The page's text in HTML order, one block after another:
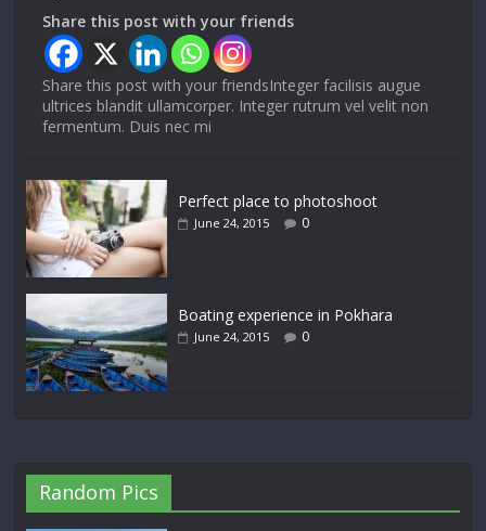
Share this post with your friends
Share this post with your friendsInteger facilisis augue
ultrices blandit ullamcorper. Integer rutrum vel velit non
fermentum. Duis nec mi
Perfect place to photoshoot
June 24, 2015 0
Boating experience in Pokhara
June 24, 2015 0
Random Pics